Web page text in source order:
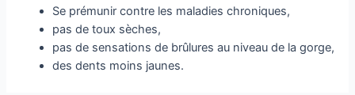
Se prémunir contre les maladies chroniques,
pas de toux sèches,
pas de sensations de brûlures au niveau de la gorge,
des dents moins jaunes.